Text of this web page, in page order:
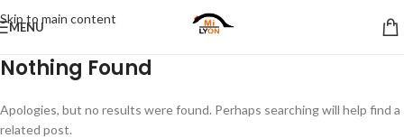
Skip to main content
MENU
Nothing Found
Apologies, but no results were found. Perhaps searching will help find a
related post.